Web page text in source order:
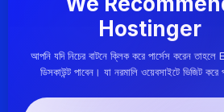
Hostinger
আপনি যদি নিচের বাটনে ক্লিক করে পার্সেস করেন
ডিসকাউন্ট পাবেন। যা নরমালি ওয়েবসাইটে ভিজিট করে